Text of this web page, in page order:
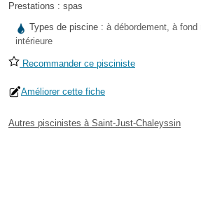
Prestations : spas
Types de piscine : à débordement, à fond
intérieure
Recommander ce pisciniste
Améliorer cette fiche
Autres piscinistes à Saint-Just-Chaleyssin